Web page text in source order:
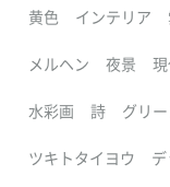
黄色 インテリア
メルヘン 夜景
水彩画 詩 グリ
ツキトタイヨウ